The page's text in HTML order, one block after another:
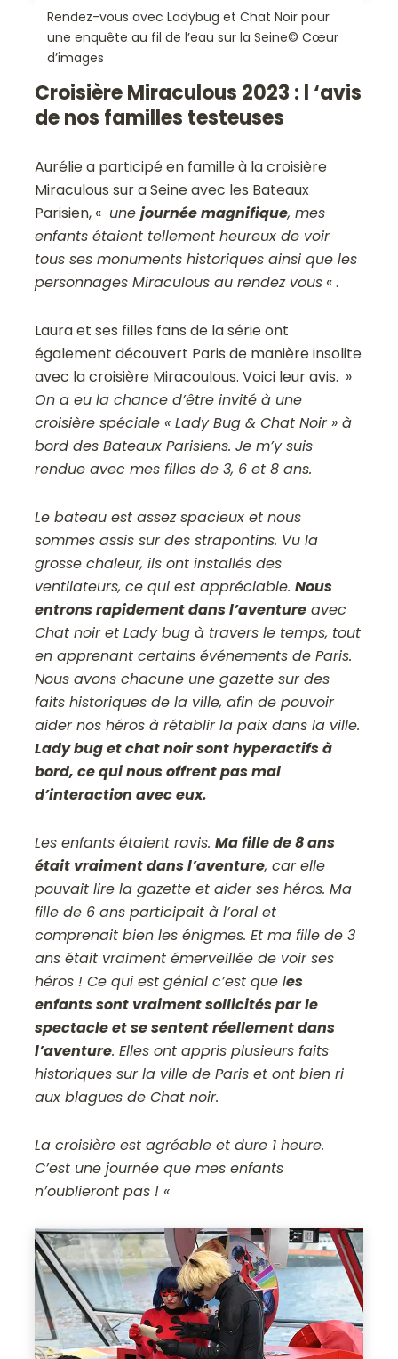
Rendez-vous avec Ladybug et Chat Noir pour
une enquête au fil de l’eau sur la Seine© Cœur
d’images
Croisière Miraculous 2023 : l ‘avis
de nos familles testeuses
Aurélie a participé en famille à la croisière
Miraculous sur a Seine avec les Bateaux
Parisien, « unejournée magnifique, mes
enfants étaient tellement heureux de voir
tous ses monuments historiques ainsi que les
personnages Miraculous au rendez vous « .
Laura et ses filles fans de la série ont
également découvert Paris de manière insolite
avec la croisière Miracoulous. Voici leur avis. »
On a eu la chance d’être invité à une
croisière spéciale « Lady Bug & Chat Noir » à
bord des Bateaux Parisiens. Je m’y suis
rendue avec mes filles de 3, 6 et 8 ans.
Le bateau est assez spacieux et nous
sommes assis sur des strapontins. Vu la
grosse chaleur, ils ont installés des
ventilateurs, ce qui est appréciable.Nous
entrons rapidement dans l’aventure avec
Chat noir et Lady bug à travers le temps, tout
en apprenant certains événements de Paris.
Nous avons chacune une gazette sur des
faits historiques de la ville, afin de pouvoir
aider nos héros à rétablir la paix dans la ville.
Lady bug et chat noir sont hyperactifs à
bord, ce qui nous offrent pas mal
d’interaction avec eux.
Les enfants étaient ravis.Ma fille de 8 ans
était vraiment dans l’aventure, car elle
pouvait lire la gazette et aider ses héros. Ma
fille de 6 ans participait à l’oral et
comprenait bien les énigmes. Et ma fille de 3
ans était vraiment émerveillée de voir ses
héros ! Ce qui est génial c’est que les
enfants sont vraiment sollicités par le
spectacle et se sentent réellement dans
l’aventure. Elles ont appris plusieurs faits
historiques sur la ville de Paris et ont bien ri
aux blagues de Chat noir.
La croisière est agréable et dure 1 heure.
C’est une journée que mes enfants
n’oublieront pas ! «